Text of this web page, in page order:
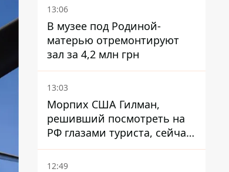
13:06
В музее под Родиной-
матерью отремонтируют
зал за 4,2 млн грн
13:03
Морпих США Гилман,
решивший посмотреть на
РФ глазами туриста, сейчас
при смерти в тюрьме, где
его пытали и делали
12:49